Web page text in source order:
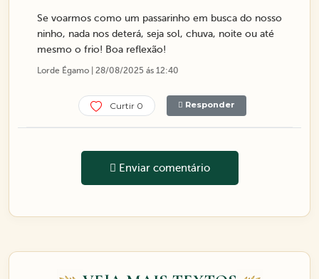
Se voarmos como um passarinho em busca do nosso
ninho, nada nos deterá, seja sol, chuva, noite ou até
mesmo o frio! Boa reflexão!
Lorde Égamo | 28/08/2025 ás 12:40
Curtir 0 Responder
Enviar comentário